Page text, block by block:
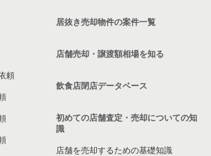
の居抜き売却物件の案件一覧
抜き売却物件の案件一覧
居抜き売却物件の案件一覧
頼
居抜き売却物件の案件一覧
店舗売却・譲渡額相場を知る
飲食店閉店データベース
初めての店舗査定・売却についての知
識
店舗を売却するための基礎知識